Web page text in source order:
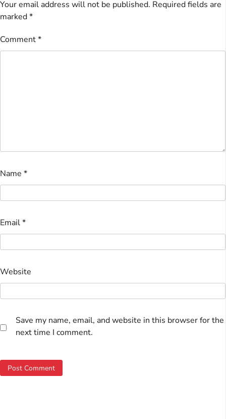
Your email address will not be published. Required fields are
marked*
Comment*
Name *
Email*
Website
Save my name, email, and website in this browser for the
next time I comment.